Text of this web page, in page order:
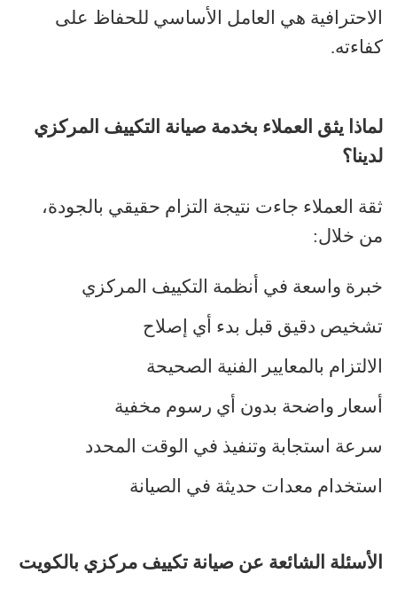
الاحترافية هي العامل الأساسي للحفاظ على
كفاءته.
لماذا يثق العملاء بخدمة صيانة التكييف المركزي
لدينا؟
ثقة العملاء جاءت نتيجة التزام حقيقي بالجودة،
من خلال:
خبرة واسعة في أنظمة التكييف المركزي
تشخيص دقيق قبل بدء أي إصلاح
الالتزام بالمعايير الفنية الصحيحة
أسعار واضحة بدون أي رسوم مخفية
سرعة استجابة وتنفيذ في الوقت المحدد
استخدام معدات حديثة في الصيانة
الأسئلة الشائعة عن صيانة تكييف مركزي بالكويت